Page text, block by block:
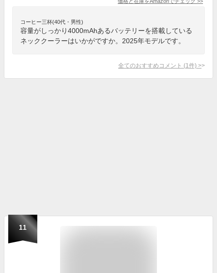
コーヒー三杯(40代・男性)
容量がしっかり4000mAhあるバッテリーを搭載している
ネッククーラーはいかがですか。2025年モデルです。
全てのおすすめコメント (1 件) >
11